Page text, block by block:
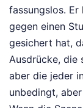
fassungslos.
gegen einen
gesichert hat,
Ausdrücke, die
aber die jeder
unbedingt,